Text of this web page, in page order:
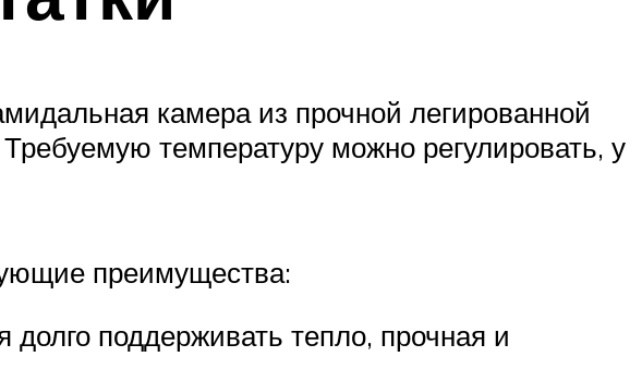
камера из прочной легированной
температуру можно регулировать, у
преимущества:
поддерживать тепло, прочная и